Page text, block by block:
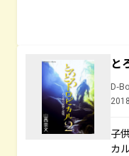
と
D-
子
カ